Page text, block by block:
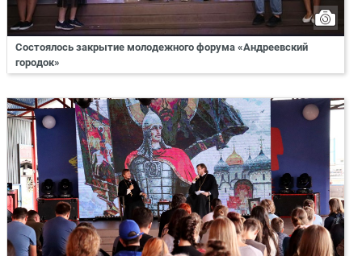
Состоялось закрытие молодежного форума «Андреевский
городок»